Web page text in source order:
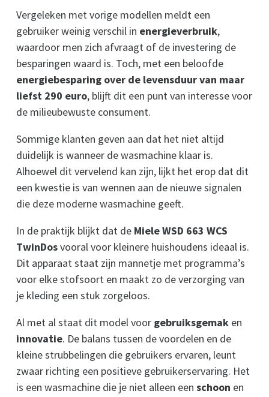
Vergeleken met vorige modellen meldt een
gebruiker weinig verschil in energieverbruik,
waardoor men zich afvraagt of de investering de
besparingen waard is. Toch, met een beloofde
energiebesparing over de levensduur van maar
liefst 290 euro, blijft dit een punt van interesse voor
de milieubewuste consument.
Sommige klanten geven aan dat het niet altijd
duidelijk is wanneer de wasmachine klaar is.
Alhoewel dit vervelend kan zijn, lijkt het erop dat dit
een kwestie is van wennen aan de nieuwe signalen
die deze moderne wasmachine geeft.
In de praktijk blijkt dat de Miele WSD 663 WCS
TwinDosvooral voor kleinere huishoudens ideaal is.
Dit apparaat staat zijn mannetje met programma’s
voor elke stofsoort en maakt zo de verzorging van
je kleding een stuk zorgeloos.
Al met al staat dit model voor gebruiksgemak en
innovatie. De balans tussen de voordelen en de
kleine strubbelingen die gebruikers ervaren, leunt
zwaar richting een positieve gebruikerservaring. Het
is een wasmachine die je niet alleen een schoon en